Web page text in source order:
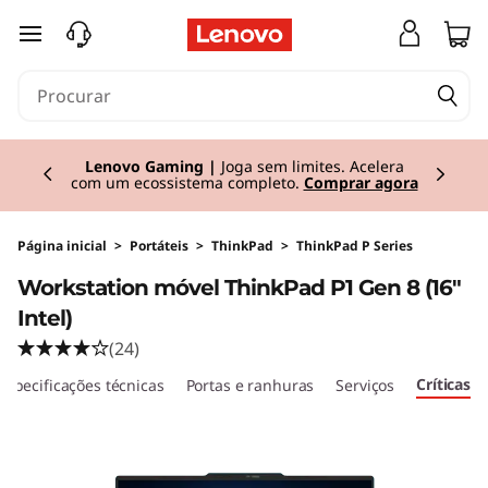
T
k
P
a
d
P
saltar para o conteúdo principal
Lenovo Gaming | Joga sem limites. Acelera
com um ecossistema completo. Comprar agora
Página inicial > Portáteis > ThinkPad > ThinkPad P Series
Workstation móvel ThinkPad P1 Gen 8 (16"
Intel)
(24)
técnicas Portas e ranhuras Serviços Críticas